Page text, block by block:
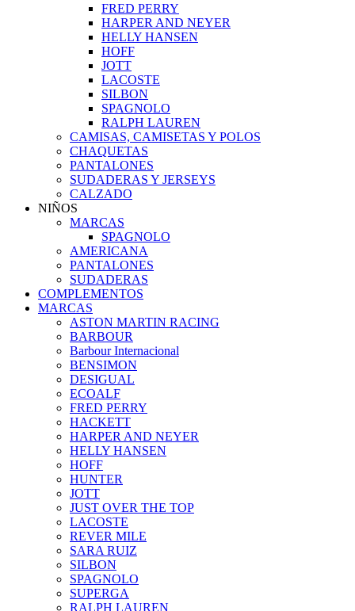
FRED PERRY
HARPER AND NEYER
HELLY HANSEN
HOFF
JOTT
LACOSTE
SILBON
SPAGNOLO
RALPH LAUREN
CAMISAS, CAMISETAS Y POLOS
CHAQUETAS
PANTALONES
SUDADERAS Y JERSEYS
CALZADO
NIÑOS
MARCAS
SPAGNOLO
AMERICANA
PANTALONES
SUDADERAS
COMPLEMENTOS
MARCAS
ASTON MARTIN RACING
BARBOUR
Barbour Internacional
BENSIMON
DESIGUAL
ECOALF
FRED PERRY
HACKETT
HARPER AND NEYER
HELLY HANSEN
HOFF
HUNTER
JOTT
JUST OVER THE TOP
LACOSTE
REVER MILE
SARA RUIZ
SILBON
SPAGNOLO
SUPERGA
RALPH LAUREN